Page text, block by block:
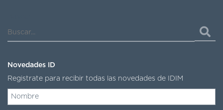
Novedades ID
Registrate para recibir todas las novedades de IDIM